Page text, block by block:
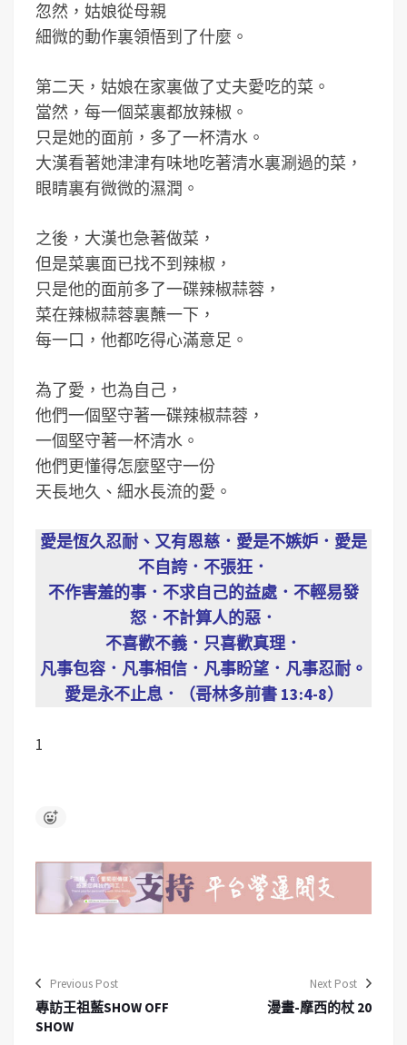
忽然，姑娘從母親
細微的動作裏領悟到了什麼。
第二天，姑娘在家裏做了丈夫愛吃的菜。
當然，每一個菜裏都放辣椒。
只是她的面前，多了一杯清水。
大漢看著她津津有味地吃著清水裏涮過的菜，
眼睛裏有微微的濕潤。
之後，大漢也急著做菜，
但是菜裏面已找不到辣椒，
只是他的面前多了一碟辣椒蒜蓉，
菜在辣椒蒜蓉裏蘸一下，
每一口，他都吃得心滿意足。
為了愛，也為自己，
他們一個堅守著一碟辣椒蒜蓉，
一個堅守著一杯清水。
他們更懂得怎麼堅守一份
天長地久、細水長流的愛。
愛是恆久忍耐、又有恩慈．愛是不嫉妒．愛是
不自誇．不張狂．
不作害羞的事．不求自己的益處．不輕易發
怒．不計算人的惡．
不喜歡不義．只喜歡真理．
凡事包容．凡事相信．凡事盼望．凡事忍耐。
愛是永不止息．（哥林多前書 13:4-8）
1
Previous Post
專訪王祖藍SHOW OFF
SHOW
Next Post
漫畫-摩西的杖 20